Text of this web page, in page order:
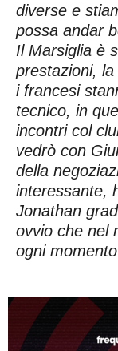
diverse e
possa andar
Il Marsiglia è
prestazioni,
i francesi
tecnico, in
incontri col
vedrò con
della
interessante,
Jonathan
ovvio che nel
ogni momento